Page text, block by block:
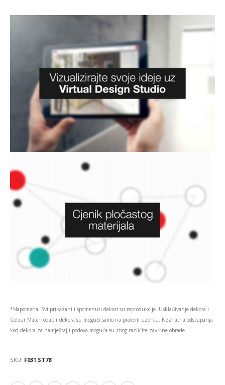
*Napomena: Svi prikazani i spomenuti dekori su reprodukcije. Usklađivanje dekora i
Colour Match odabir dekora su mogući samo na pravom uzorku. Neznatna odstupanja
kod dekora za namještaj i podova moguća su zbog različite završne obrade.
SKU: F031 ST78